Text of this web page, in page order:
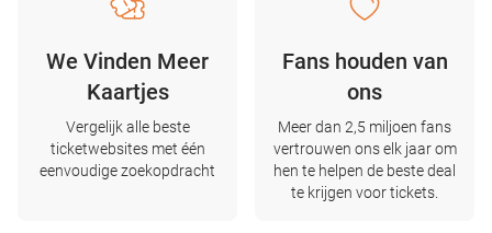
We Vinden Meer
Kaartjes
Vergelijk alle beste
ticketwebsites met één
eenvoudige zoekopdracht
Fans houden van
ons
Meer dan 2,5 miljoen fans
vertrouwen ons elk jaar om
hen te helpen de beste deal
te krijgen voor tickets.